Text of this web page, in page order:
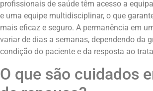
profissionais de saúde têm acesso a
e uma equipe multidisciplinar, o que
mais eficaz e seguro. A permanência em
variar de dias a semanas, dependendo da
condição do paciente e da resposta ao
O que são cuidados